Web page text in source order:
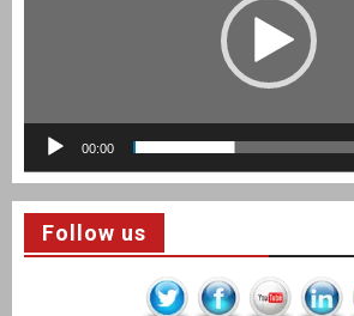
00:00
Follow us